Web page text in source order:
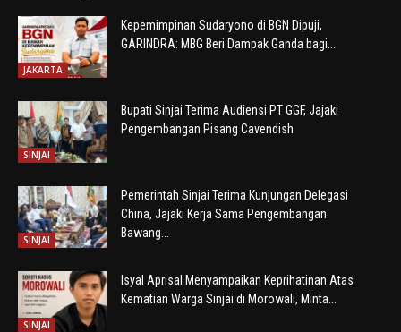
JAKARTA
Kepemimpinan Sudaryono di BGN Dipuji,
GARINDRA: MBG Beri Dampak Ganda bagi...
SINJAI
Bupati Sinjai Terima Audiensi PT GGF, Jajaki
Pengembangan Pisang Cavendish
SINJAI
Pemerintah Sinjai Terima Kunjungan Delegasi
China, Jajaki Kerja Sama Pengembangan
Bawang...
SINJAI
Isyal Aprisal Menyampaikan Keprihatinan Atas
Kematian Warga Sinjai di Morowali, Minta...